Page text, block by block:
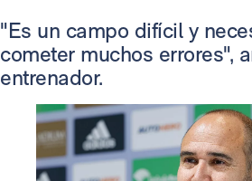
"Es un campo difícil y
cometer muchos errores",
entrenador.